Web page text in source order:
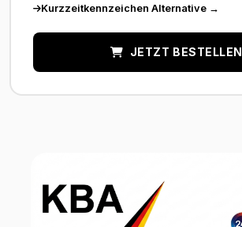
Kurzzeitkennzeichen Alternative →
JETZT BESTELLEN